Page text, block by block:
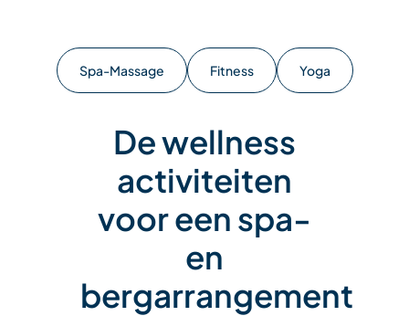
Spa-Massage Fitness Yoga
De wellness
activiteiten
voor een spa-
en
bergarrangement